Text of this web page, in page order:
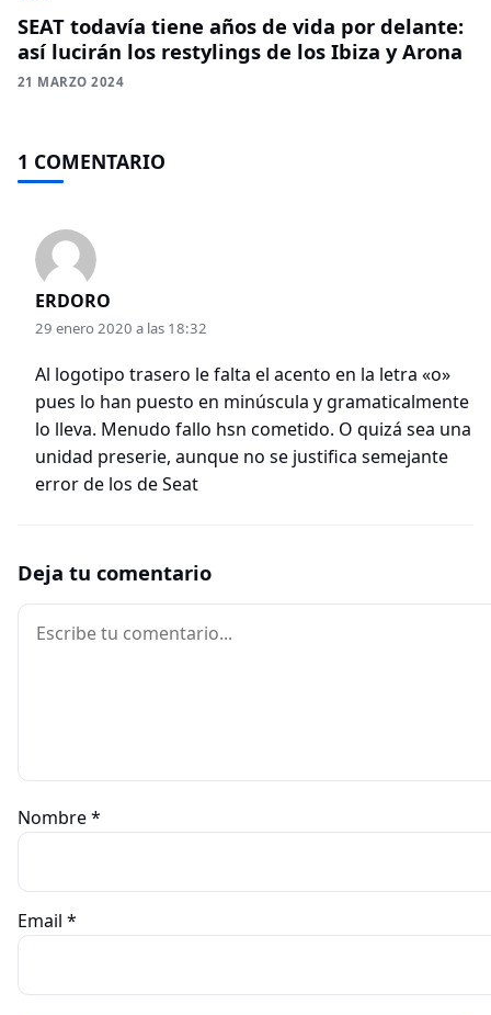
SEAT todavía tiene años de vida por delante:
así lucirán los restylings de los Ibiza y Arona
21 MARZO 2024
1 COMENTARIO
ERDORO
29 enero 2020 a las 18:32
Al logotipo trasero le falta el acento en la letra «o»
pues lo han puesto en minúscula y gramaticalmente
lo lleva. Menudo fallo hsn cometido. O quizá sea una
unidad preserie, aunque no se justifica semejante
error de los de Seat
Deja tu comentario
Comentario
Nombre*
Email *